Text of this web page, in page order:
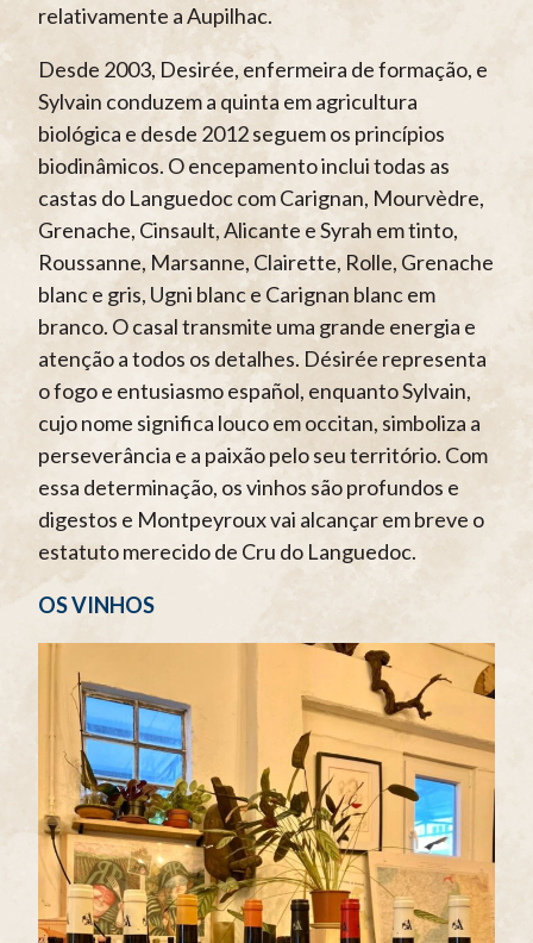
relativamente a Aupilhac.
Desde 2003, Desirée, enfermeira de formação, e
Sylvain conduzem a quinta em agricultura
biológica e desde 2012 seguem os princípios
biodinâmicos. O encepamento inclui todas as
castas do Languedoc com Carignan, Mourvèdre,
Grenache, Cinsault, Alicante e Syrah em tinto,
Roussanne, Marsanne, Clairette, Rolle, Grenache
blanc e gris, Ugni blanc e Carignan blanc em
branco. O casal transmite uma grande energia e
atenção a todos os detalhes. Désirée representa
o fogo e entusiasmo español, enquanto Sylvain,
cujo nome significa louco em occitan, simboliza a
perseverância e a paixão pelo seu território. Com
essa determinação, os vinhos são profundos e
digestos e Montpeyroux vai alcançar em breve o
estatuto merecido de Cru do Languedoc.
OS VINHOS